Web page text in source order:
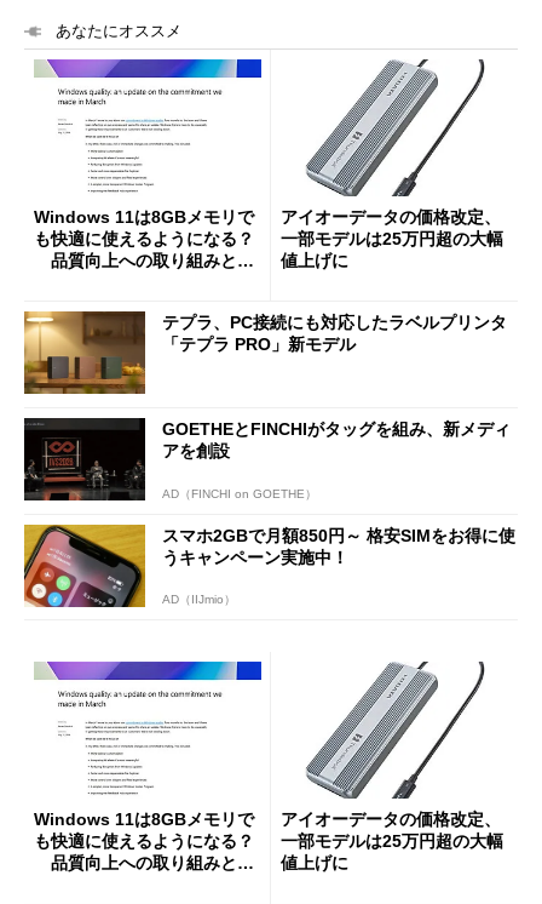
あなたにオススメ
Windows 11は8GBメモリで
も快適に使えるようになる？
品質向上への取り組みと
アイオーデータの価格改定、
一部モデルは25万円超の大幅
値上げに
テプラ、PC接続にも対応したラベルプリンタ
「テプラ PRO」新モデル
GOETHEとFINCHIがタッグを組み、新メディ
アを創設
AD（FINCHI on GOETHE）
スマホ2GBで月額850円～ 格安SIMをお得に使
うキャンペーン実施中！
AD（IIJmio）
Windows 11は8GBメモリで
も快適に使えるようになる？
品質向上への取り組みと
アイオーデータの価格改定、
一部モデルは25万円超の大幅
値上げに